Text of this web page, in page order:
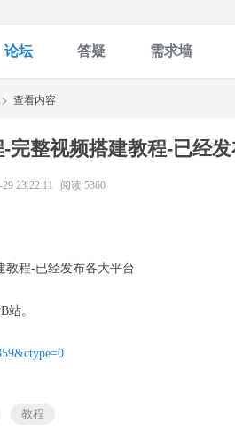
论坛 答疑 需求墙
查看内容
完整视频搭建教程-已经
23:22:11 阅读 5360
教程-已经发布各大平台
站。
教程